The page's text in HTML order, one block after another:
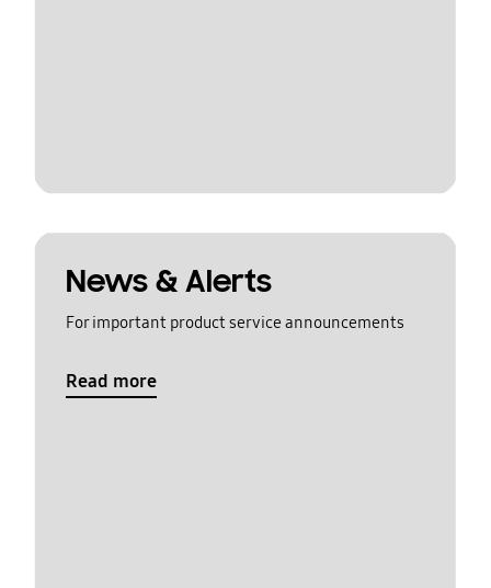
News & Alerts
For important product service announcements
Read more